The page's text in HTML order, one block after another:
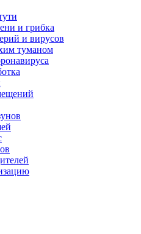
и грибка
и вирусов
туманом